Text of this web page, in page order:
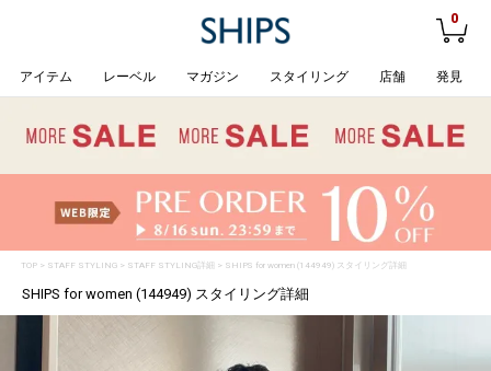
0
アイテム レーベル マガジン スタイリング 店舗 発見
TOP> STAFF STYLING> STAFF STYLING詳細 > SHIPS for women (144949) スタイリング詳細
SHIPS for women (144949) スタイリング詳細